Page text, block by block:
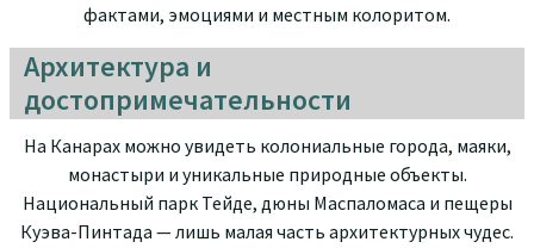
фактами, эмоциями и местным колоритом.
Архитектура и
достопримечательности
На Канарах можно увидеть колониальные города, маяки,
монастыри и уникальные природные объекты.
Национальный парк Тейде, дюны Маспаломаса и пещеры
Куэва-Пинтада — лишь малая часть архитектурных чудес.